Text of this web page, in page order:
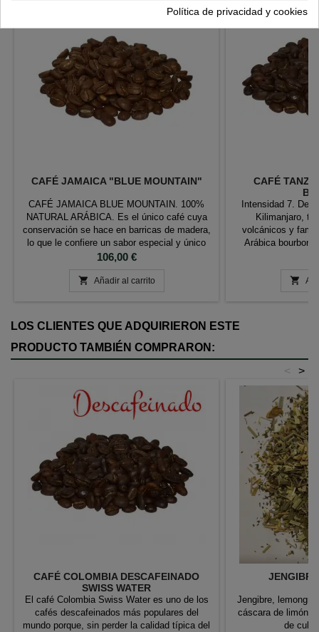
CAFÉ JAMAICA "BLUE MOUNTAIN"
CAFÉ JAMAICA BLUE MOUNTAIN. 100%
NATURAL ARÁBICA. Es el único café cuya
conservación se hace en barricas de madera,
lo que le confiere un sabor especial y único
una vez tostadas. Tueste: medio Color:
Muy balanceado. Acidez intensa y sabores
Precio
106,00 €
 Añadir al carrito
CAFÉ
Intensidad 7.
Kilimanjaro,
volcánicos y
Arábica bourbon
metros, permite

LOS CLIENTES QUE ADQUIRIERON ESTE
PRODUCTO TAMBIÉN COMPRARON:
>
<
CAFÉ COLOMBIA DESCAFEINADO
SWISS WATER
El café Colombia Swiss Water es uno de los
cafés descafeinados más populares del
mundo porque, sin perder la calidad típica del
Jengibre,
cáscara de limón.
de
Política de privacidad y cookies